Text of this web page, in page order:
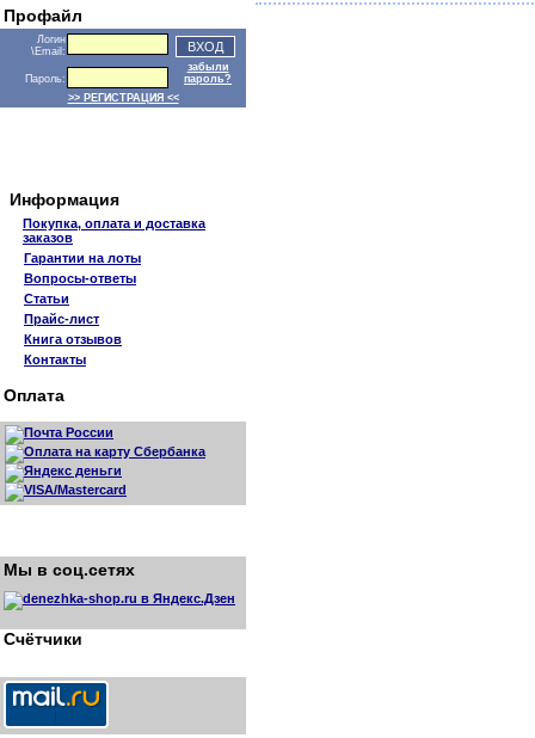
Профайл
Логин
\Email:
Пароль:
забыли
пароль?
>> РЕГИСТРАЦИЯ <<
Информация
Покупка, оплата и доставка
заказов
Гарантии на лоты
Вопросы-ответы
Статьи
Прайс-лист
Книга отзывов
Контакты
Оплата
Мы в соц.сетях
Счётчики